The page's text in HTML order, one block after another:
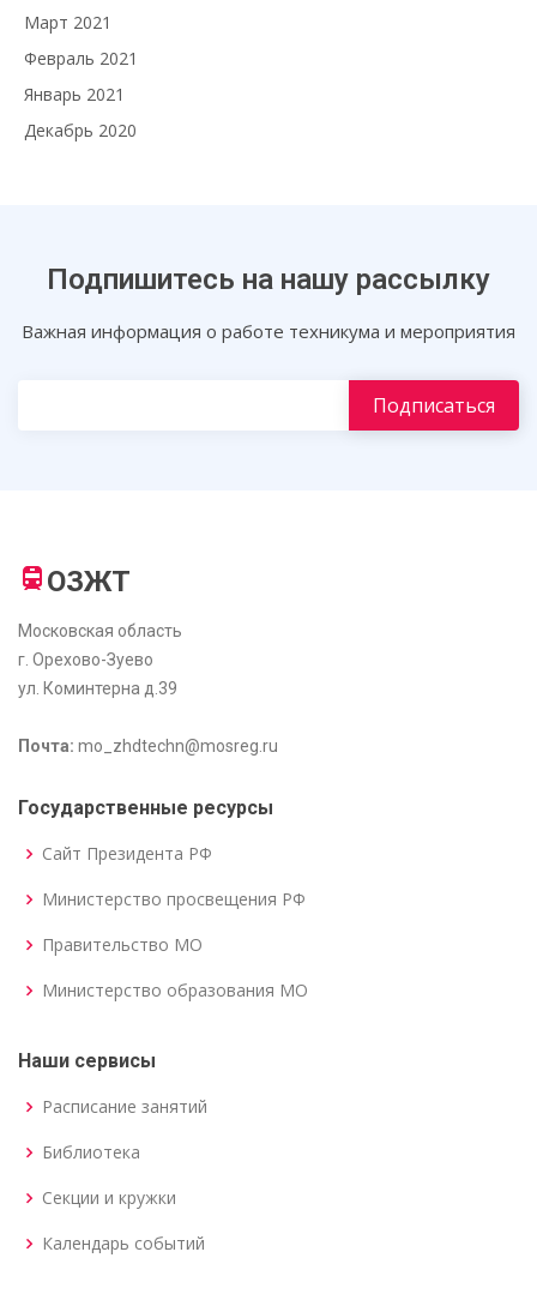
Март 2021
Февраль 2021
Январь 2021
Декабрь 2020
Подпишитесь на нашу рассылку
Важная информация о работе техникума и мероприятия
ОЗЖТ
Московская область
г. Орехово-Зуево
ул. Коминтерна д.39
Почта: mo_zhdtechn@mosreg.ru
Государственные ресурсы
Сайт Президента РФ
Министерство просвещения РФ
Правительство МО
Министерство образования МО
Наши сервисы
Расписание занятий
Библиотека
Секции и кружки
Календарь событий